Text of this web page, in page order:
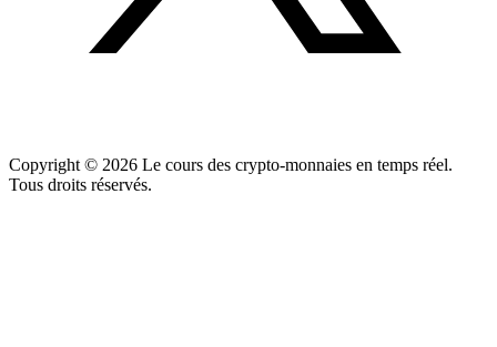
Copyright © 2026 Le cours des crypto-monnaies en temps réel.
Tous droits réservés.